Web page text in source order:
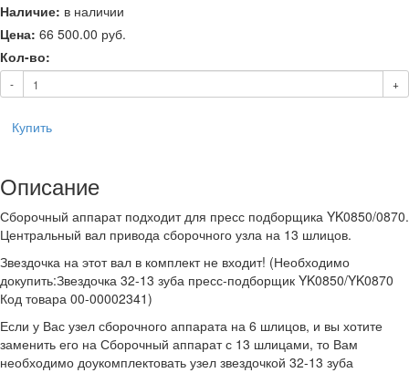
Наличие: в наличии
Цена: 66 500.00 руб.
Кол-во:
- +
Купить
Описание
Сборочный аппарат подходит для пресс подборщика YK0850/0870.
Центральный вал привода сборочного узла на 13 шлицов.
Звездочка на этот вал в комплект не входит! (Необходимо
докупить:Звездочка 32-13 зуба пресс-подборщик YK0850/YK0870
Код товара 00-00002341)
Если у Вас узел сборочного аппарата на 6 шлицов, и вы хотите
заменить его на Сборочный аппарат с 13 шлицами, то Вам
необходимо доукомплектовать узел звездочкой 32-13 зуба